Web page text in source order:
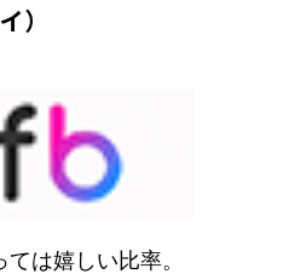
）
は嬉しい比率。